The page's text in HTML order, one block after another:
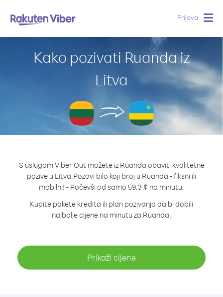
Prijava
Kako pozivati Ruanda iz
Litva
S uslugom Viber Out možete iz Ruanda obaviti kvalitetne
pozive u Litva.Pozovi bilo koji broj u Ruanda - fiksni ili
mobilni! - Počevši od samo 59.3 ¢ na minutu.
Kupite pakete kredita ili plan pozivanja da bi dobili
najbolje cijene na minutu za Ruanda.
Prikaži cijene